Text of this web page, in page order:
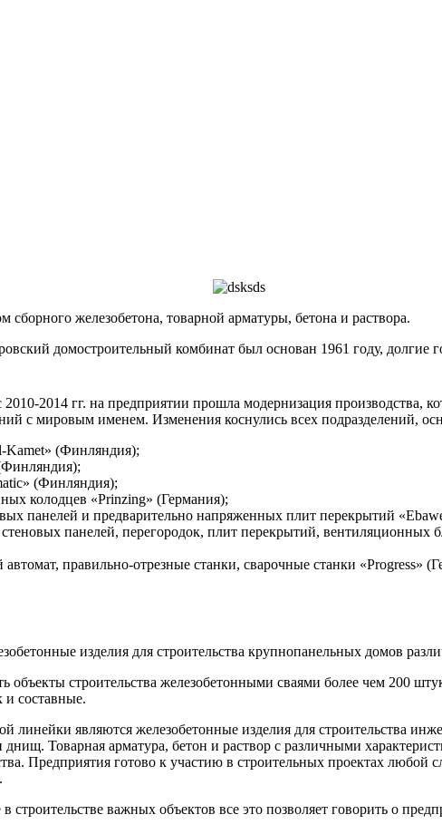
железобетона, товарной арматуры, бетона и раствора.
домостроительный комбинат был основан 1961 году, долгие
2014 гг. на предприятии прошла модернизация производства,
с мировым именем. Изменения коснулись всех подразделений,
Kamet» (Финляндия);
(Финляндия);
колодцев «Prinzing» (Германия);
панелей и предварительно напряженных плит перекрытий
панелей, перегородок, плит перекрытий,
правильно-отрезные станки, сварочные станки «Progress»
изделия для строительства крупнопанельных домов
объекты строительства железобетонными сваями более чем 200
и составные.
являются железобетонные изделия для строительства
Товарная арматура, бетон и раствор с различными
Предприятия готово к участию в строительных проектах любой
важных объектов все это позволяет говорить о